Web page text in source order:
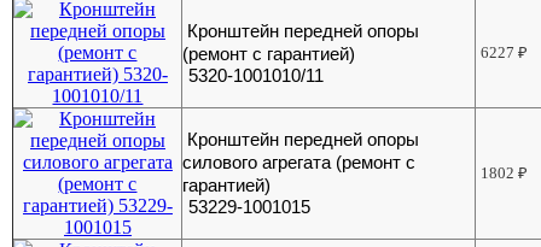
Кронштейн передней опоры
(ремонт с гарантией)
5320-1001010/11
6227₽
Кронштейн передней опоры
силового агрегата (ремонт с
гарантией)
53229-1001015
1802₽